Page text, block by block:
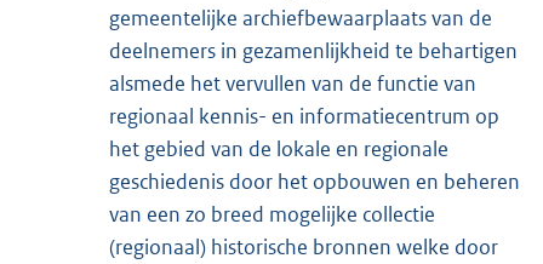
gemeentelijke archiefbewaarplaats van de
deelnemers in gezamenlijkheid te behartigen
alsmede het vervullen van de functie van
regionaal kennis- en informatiecentrum op
het gebied van de lokale en regionale
geschiedenis door het opbouwen en beheren
van een zo breed mogelijke collectie
(regionaal) historische bronnen welke door